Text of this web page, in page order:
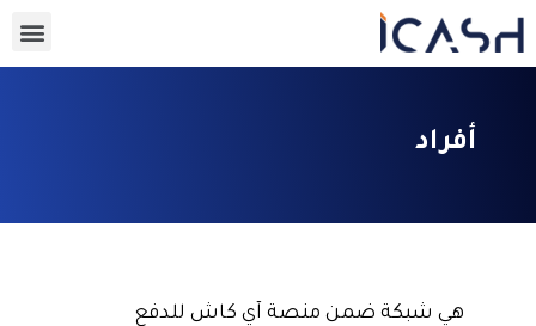
أفراد
هي شبكة ضمن منصة آي كاش للدفع